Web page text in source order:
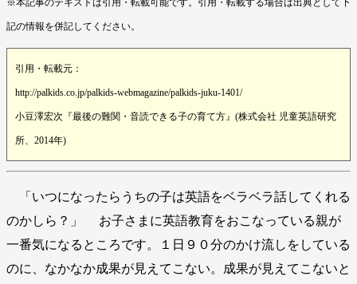
※本記事のテキストは引用・転載可能です。引用・転載する場合は出典として下
記の情報を併記してください。
引用・転載元：
http://palkids.co.jp/palkids-webmagazine/palkids-juku-1401/
小豆澤宏次『最後の難関・音読できる子の育て方』(株式会社 児童英語研究
所、2014年)
「いつになったらうちの子は英語をベラベラ話してくれる
のかしら？」 お子さまに英語教育をおこなっている親が
一番気になるところです。１日９０分のかけ流しをしている
のに、なかなか成果が見えてこない。成果が見えてこないと